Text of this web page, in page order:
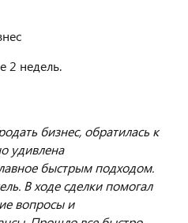
2 недель.
бизнес, обратилась к
удивлена
быстрым подходом.
В ходе сделки помогал
вопросы и